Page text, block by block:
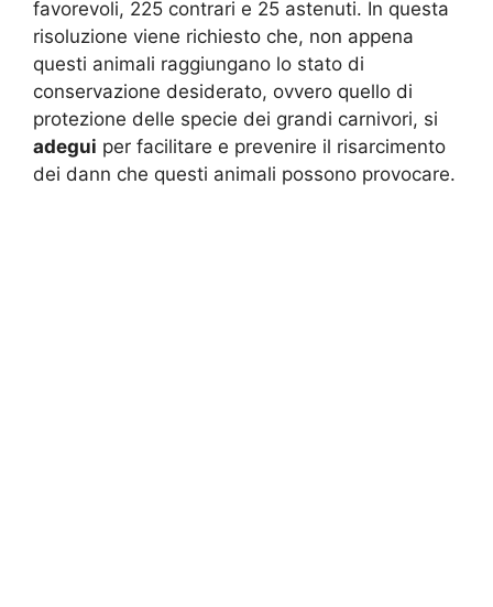
favorevoli, 225 contrari e 25 astenuti. In questa
risoluzione viene richiesto che, non appena
questi animali raggiungano lo stato di
conservazione desiderato, ovvero quello di
protezione delle specie dei grandi carnivori, si
adegui per facilitare e prevenire il risarcimento
dei dann che questi animali possono provocare.